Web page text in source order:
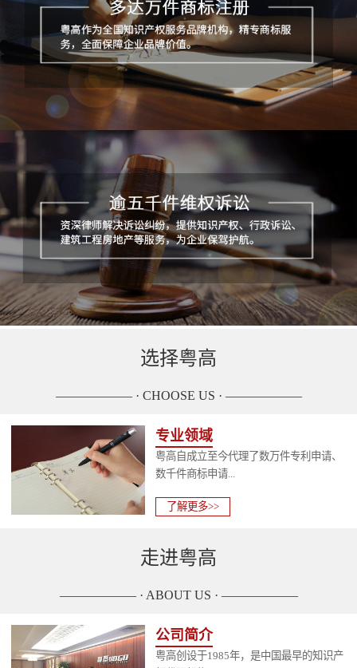
选择粤高
—————— · CHOOSE US · ——————
专业领域
粤高自成立至今代理了数万件专利申请、
数千件商标申请...
了解更多>>
走进粤高
—————— · ABOUT US · ——————
公司简介
粤高创设于1985年，是中国最早的知识产